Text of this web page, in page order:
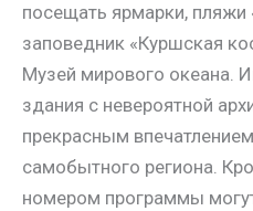
посещать ярмарки, пляжи
заповедник «Куршская
Музей мирового океана.
здания с невероятной
прекрасным
самобытного региона.
номером программы